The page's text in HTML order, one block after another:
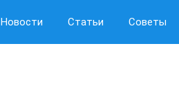
Новости Статьи Советы